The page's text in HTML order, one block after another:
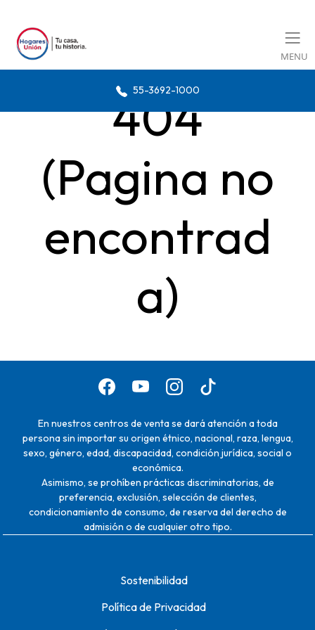
MENU
55-3692-1000
404
(Pagina no
encontrad
a)
En nuestros centros de venta se dará atención a toda
persona sin importar su origen étnico, nacional, raza, lengua,
sexo, género, edad, discapacidad, condición jurídica, social o
económica.
Asimismo, se prohíben prácticas discriminatorias, de
preferencia, exclusión, selección de clientes,
condicionamiento de consumo, de reserva del derecho de
admisión o de cualquier otro tipo.
Sostenibilidad
Política de Privacidad